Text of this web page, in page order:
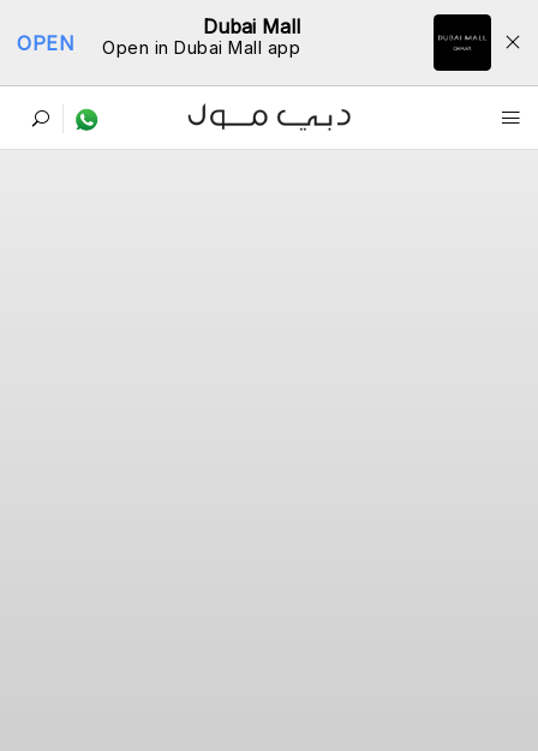
Dubai Mall
Open in Dubai Mall app
OPEN